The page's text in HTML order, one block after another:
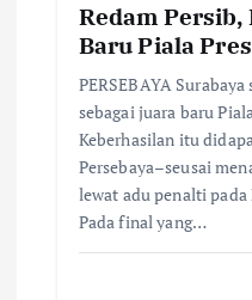
Redam Persib,
Baru Piala
PERSEBAYA
sebagai juara baru
Keberhasilan itu
Persebaya–seusai
lewat adu penalti
Pada final yang…